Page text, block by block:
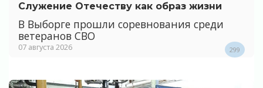
Служение Отечеству как образ жизни
В Выборге прошли соревнования среди
ветеранов СВО
07 августа 2026 299